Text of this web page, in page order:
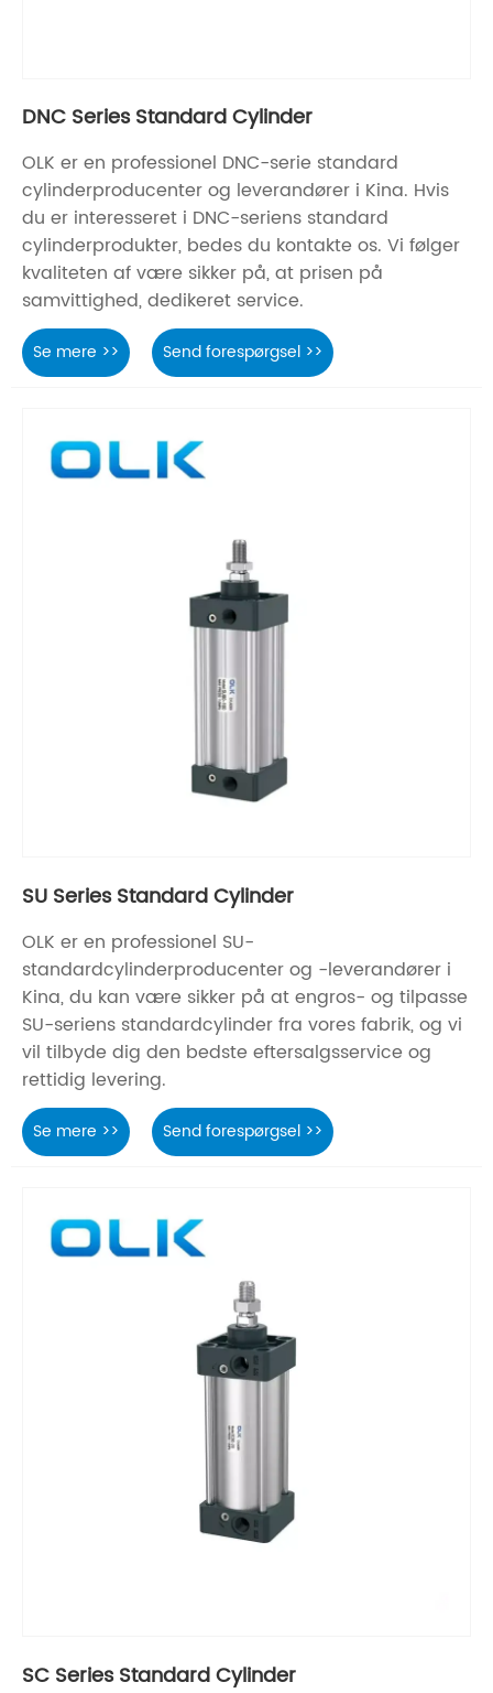
DNC Series Standard Cylinder
OLK er en professionel DNC-serie standard
cylinderproducenter og leverandører i Kina. Hvis
du er interesseret i DNC-seriens standard
cylinderprodukter, bedes du kontakte os. Vi følger
kvaliteten af ​​være sikker på, at prisen på
samvittighed, dedikeret service.
Se mere >> Send forespørgsel >>
SU Series Standard Cylinder
OLK er en professionel SU-
standardcylinderproducenter og -leverandører i
Kina, du kan være sikker på at engros- og tilpasse
SU-seriens standardcylinder fra vores fabrik, og vi
vil tilbyde dig den bedste eftersalgsservice og
rettidig levering.
Se mere >> Send forespørgsel >>
SC Series Standard Cylinder